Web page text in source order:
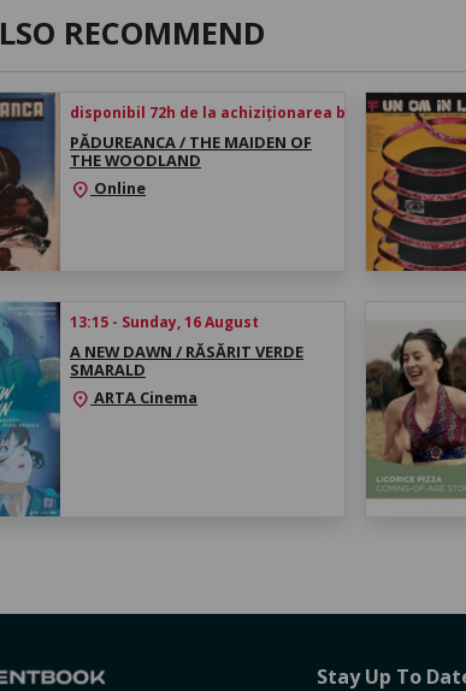
RECOMMEND
disponibil 72h de la achiziționarea biletului
PĂDUREANCA / THE MAIDEN OF
THE WOODLAND
location_on Online
13:15 - Sunday, 16 August
A NEW DAWN / RĂSĂRIT VERDE
SMARALD
location_on ARTA Cinema
Stay Up To